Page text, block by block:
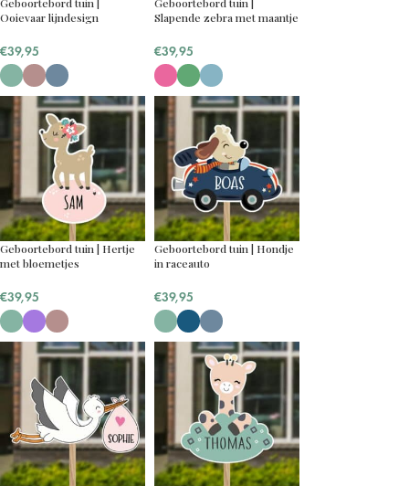
Ooievaar lijndesign
€39,95
Slapende zebra met maantje
€39,95
Geboortebord tuin | Hertje
met bloemetjes
€39,95
Geboortebord tuin | Hondje
in raceauto
€39,95